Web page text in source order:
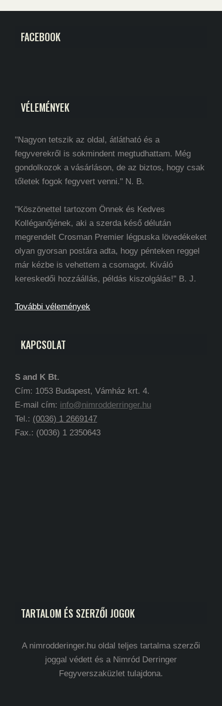
FACEBOOK
VÉLEMÉNYEK
"Nagyon tetszik az oldal, átlátható és a
fegyverekről is sokmindent megtudhattam. Még
gondolkozok a vásárláson, de az biztos, hogy csak
tőletek fogok fegyvert venni." N. B.
"Köszönettel tartozom Önnek és Kedves
Kolléganőjének, aki a szerda késő délután
megrendelt Crosman Premier légpuska lövedékeket
olyan gyorsan postára adta, hogy pénteken reggel
már kézbe is vehettem a csomagot. Kiváló
kereskedői hozzáállás, példás kiszolgálás!" B. J.
További vélemények
KAPCSOLAT
S and K Bt.
Cím: 1053 Budapest, Vámház krt. 4.
E-mail cím: info@nimrodderringer.hu
Tel.: (0036) 1 2669147
Fax.: (0036) 1 2350643
TARTALOM ÉS SZERZŐI JOGOK
A nimrodderinger.hu oldal teljes tartalma szerzői
joggal védett és a Nimród Derringer
Fegyverszaküzlet tulajdona.